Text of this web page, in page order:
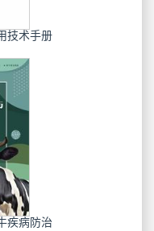
技术手册
疾病防治